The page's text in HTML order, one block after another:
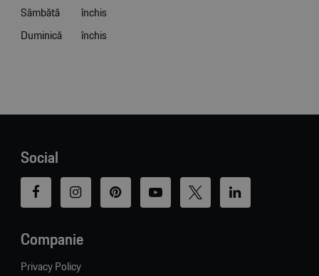
Sâmbătă
închis
Duminică
închis
Social
Companie
Privacy Policy